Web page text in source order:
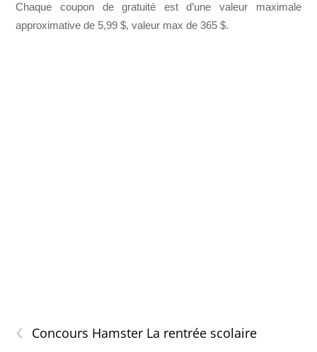
Chaque coupon de gratuité est d’une valeur maximale
approximative de 5,99 $, valeur max de 365 $.
‹ Concours Hamster La rentrée scolaire